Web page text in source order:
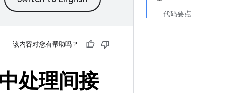
代码要点
该内容对您有帮助吗？
处理间接